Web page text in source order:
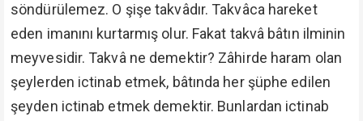
söndürülemez. O şişe takvâdır. Takvâca hareket
eden imanını kurtarmış olur. Fakat takvâ bâtın ilminin
meyvesidir. Takvâ ne demektir? Zâhirde haram olan
şeylerden ictinab etmek, bâtında her şüphe edilen
şeyden ictinab etmek demektir. Bunlardan ictinab